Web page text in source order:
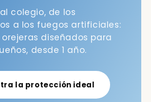
colegio, de los
a los fuegos artificiales:
diseñados para
desde 1 año.
la protección ideal